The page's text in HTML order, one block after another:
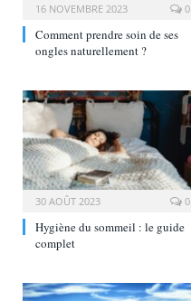
16 NOVEMBRE 2023 0
Comment prendre soin de ses
ongles naturellement ?
30 AOÛT 2023 0
Hygiène du sommeil : le guide
complet